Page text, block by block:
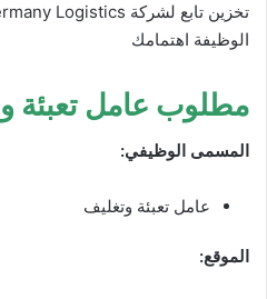
الوظيفة اهتمامك
مطلوب عامل تعبئة
المسمى الوظيفي:
عامل تعبئة وتغليف
الموقع: